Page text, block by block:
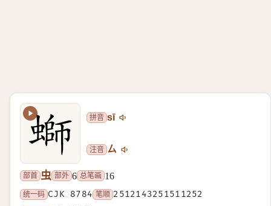
拼音 sī
注音 ㄙ
部首 虫 部外 6 总笔画 16
统一码 CJK 8784 笔顺 2512143251511252